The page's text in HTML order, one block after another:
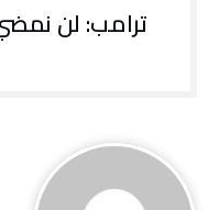
ترامب: لن